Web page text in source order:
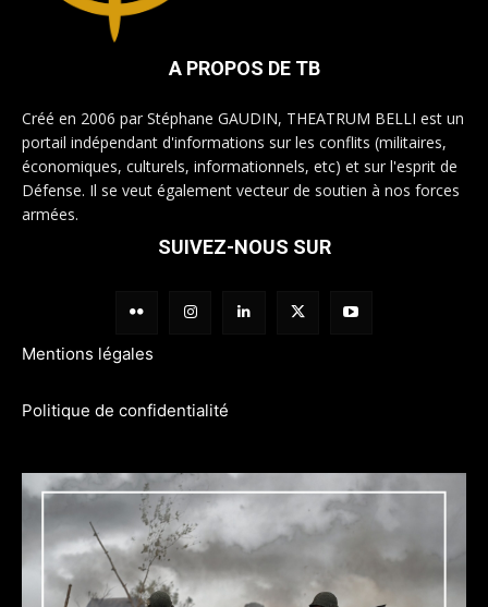
A PROPOS DE TB
Créé en 2006 par Stéphane GAUDIN, THEATRUM BELLI est un
portail indépendant d'informations sur les conflits (militaires,
économiques, culturels, informationnels, etc) et sur l'esprit de
Défense. Il se veut également vecteur de soutien à nos forces
armées.
SUIVEZ-NOUS SUR
Mentions légales
Politique de confidentialité